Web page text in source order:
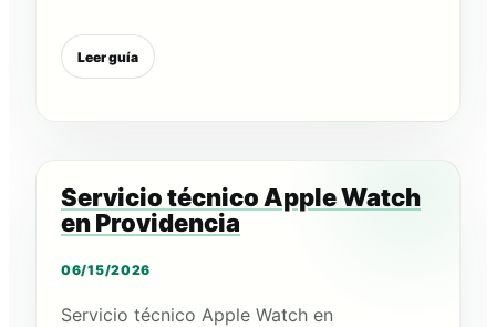
Leer guía
Servicio técnico Apple Watch
en Providencia
06/15/2026
Servicio técnico Apple Watch en